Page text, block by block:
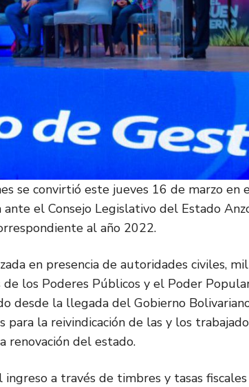
se convirtió este jueves 16 de marzo en
el Consejo Legislativo del Estado
al año 2022.
en presencia de autoridades civiles,
los Poderes Públicos y el Poder
desde la llegada del Gobierno
la reivindicación de las y los
renovación del estado.
ingreso a través de timbres y tasas